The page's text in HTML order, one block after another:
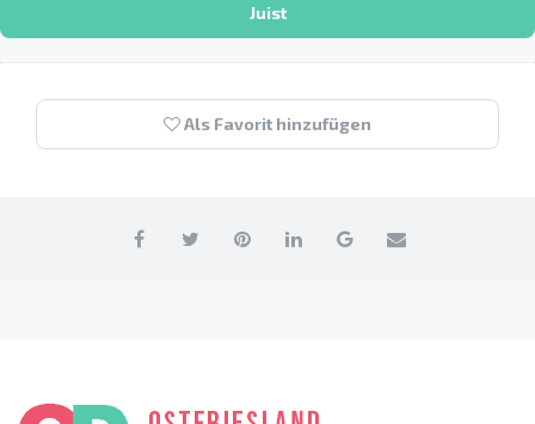
Juist
Als Favorit hinzufügen